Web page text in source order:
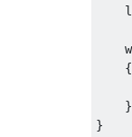
{
}
}